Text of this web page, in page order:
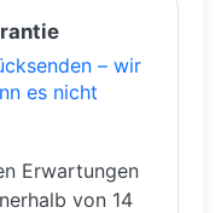
– wir
es nicht
Erwartungen
von 14